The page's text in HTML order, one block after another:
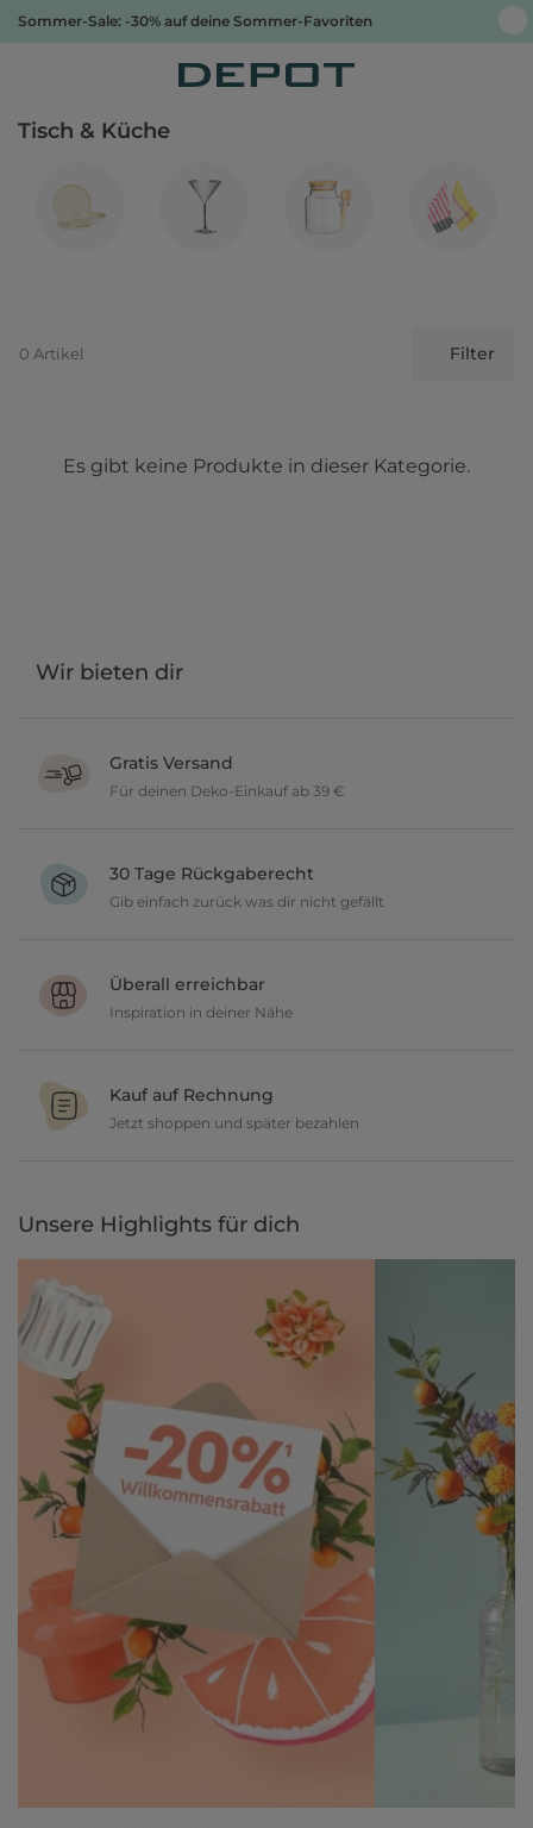
Sommer-Sale: -30% auf deine Sommer-Favoriten
Tisch & Küche
0 Artikel Filter
Es gibt keine Produkte in dieser Kategorie.
Wir bieten dir
Gratis Versand
Für deinen Deko-Einkauf ab 39 €
30 Tage Rückgaberecht
Gib einfach zurück was dir nicht gefällt
geben dir 30 Tage Zeit etwas zurückzusenden.
Überall erreichbar
Inspiration in deiner Nähe
und lasse dich inspirieren.
Kauf auf Rechnung
Jetzt shoppen und später bezahlen
Unsere Highlights für dich